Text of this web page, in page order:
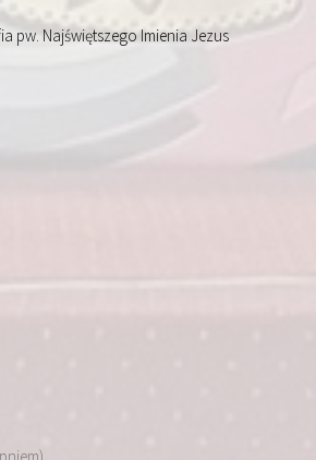
pw. Najświętszego Imienia Jezus